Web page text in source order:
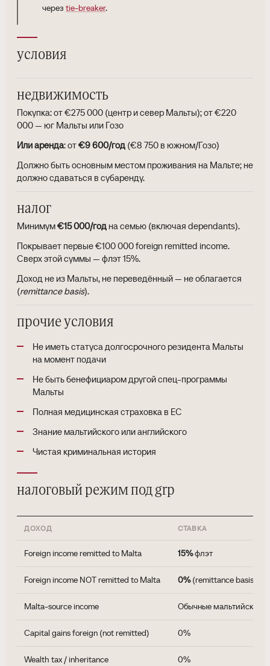
через tie-breaker.
условия
недвижимость
Покупка: от €275 000 (центр и север Мальты); от €220
000 — юг Мальты или Гозо
Или аренда: от€9 600/год (€8 750 в южном/Гозо)
Должно быть основным местом проживания на Мальте; не
должно сдаваться в субаренду.
налог
Минимум€15 000/год на семью (включая dependants).
Покрывает первые €100 000 foreign remitted income.
Сверх этой суммы — флэт 15%.
Доход не из Мальты, не переведённый — не облагается
(remittance basis).
прочие условия
Не иметь статуса долгосрочного резидента Мальты
на момент подачи
Не быть бенефициаром другой спец-программы
Мальты
Полная медицинская страховка в ЕС
Знание мальтийского или английского
Чистая криминальная история
налоговый режим под grp
ДОХОД СТАВКА
Foreign income remitted to Malta 15%флэт
Foreign income NOT remitted to Malta 0%(remittance basis)
Malta-source income Обычные мальтийские
Capital gains foreign (not remitted) 0%
Wealth tax / inheritance 0%